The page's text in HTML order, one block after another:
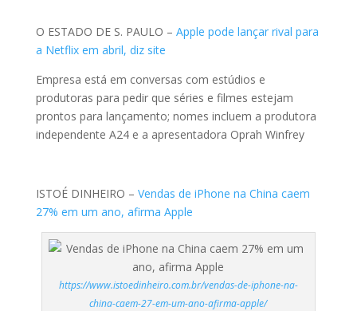
O ESTADO DE S. PAULO – Apple pode lançar rival para
a Netflix em abril, diz site
Empresa está em conversas com estúdios e
produtoras para pedir que séries e filmes estejam
prontos para lançamento; nomes incluem a produtora
independente A24 e a apresentadora Oprah Winfrey
ISTOÉ DINHEIRO – Vendas de iPhone na China caem
27% em um ano, afirma Apple
https://www.istoedinheiro.com.br/vendas-de-iphone-na-
china-caem-27-em-um-ano-afirma-apple/